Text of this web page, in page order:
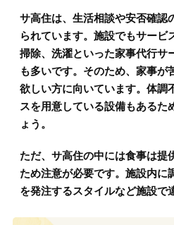
サ高住は、生活相談や安否確認
られています。施設でもサービ
掃除、洗濯といった家事代行サ
も多いです。そのため、家事が
欲しい方に向いています。体調
スを用意している設備もあるた
ょう。
ただ、サ高住の中には食事は提
ため注意が必要です。施設内に
を発注するスタイルなど施設で